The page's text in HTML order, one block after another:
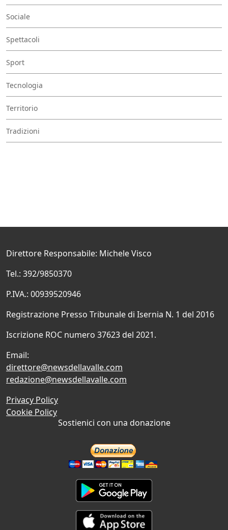
Sociale
Spettacoli
Sport
Tecnologia
Territorio
Tradizioni
Direttore Responsabile: Michele Visco
Tel.: 392/9850370
P.IVA.: 00939520946
Registrazione Presso Tribunale di Isernia N. 1 del 2016
Iscrizione ROC numero 37623 del 2021.
Email:
direttore@newsdellavalle.com
redazione@newsdellavalle.com
Privacy Policy
Cookie Policy
Sostienici con una donazione